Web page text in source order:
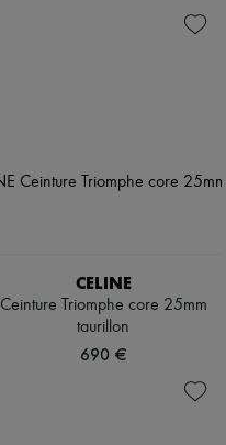
CELINE
Ceinture Triomphe core 25mm
taurillon
690 €